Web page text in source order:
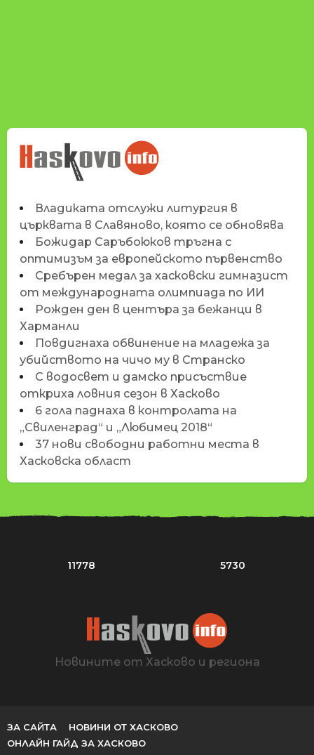
НОВИНИТЕ НА
HASKOVO.INFO
Владиката отслужи литургия в
църквата в Славяново, която се обновява
Божидар Саръбоюков тръгна с
оптимизъм за европейското първенство
Сребърен медал за хасковски гимназист
от международната олимпиада по ИИ
Рожден ден в центъра за бежанци в
Харманли
Повдигнаха обвинение на младежа за
убийството на чичо му в Странско
С водосвет и дамско присъствие
откриха ловния сезон в Хасково
6 гола паднаха в контролата на
„Свиленград“ и „Любимец 2018“
37 нови свободни работни места в
Хасковска област
11778 5730
Новините от Хасково и региона
ЗА САЙТА
НОВИНИ ОТ ХАСКОВО
ОНЛАЙН ГАЙД ЗА ХАСКОВО